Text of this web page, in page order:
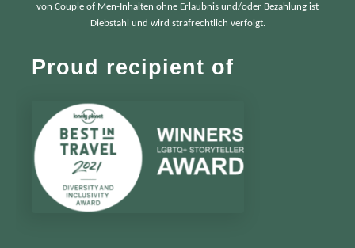
von Couple of Men-Inhalten ohne Erlaubnis und/oder Bezahlung ist
Diebstahl und wird strafrechtlich verfolgt.
Proud recipient of